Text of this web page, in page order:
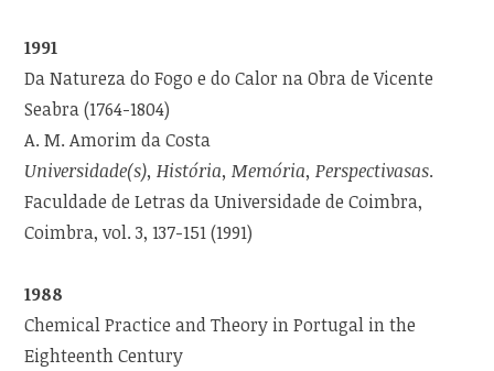
1991
Da Natureza do Fogo e do Calor na Obra de Vicente
Seabra (1764-1804)
A. M. Amorim da Costa
Universidade(s), História, Memória, Perspectivasas.
Faculdade de Letras da Universidade de Coimbra,
Coimbra, vol. 3, 137-151 (1991)
1988
Chemical Practice and Theory in Portugal in the
Eighteenth Century